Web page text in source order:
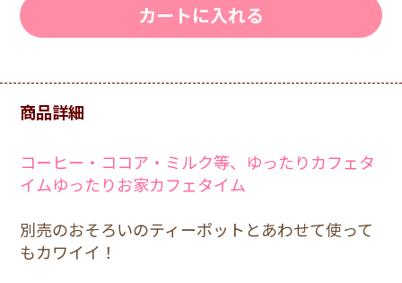
カートに入れる
商品詳細
コーヒー・ココア・ミルク等、ゆったりカフェタ
イムゆったりお家カフェタイム
別売のおそろいのティーポットとあわせて使って
もカワイイ！